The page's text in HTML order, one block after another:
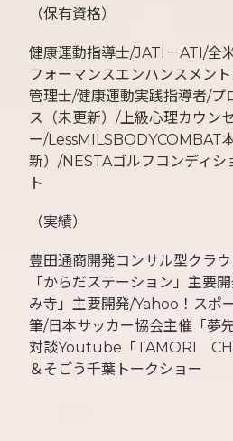
（保有資格）
健康運動指導士/JATI－ATI/全
フォーマンスエンハンスメン
管理士/健康運動実践指導者/プ
ス（未更新）/上級心理カウン
ー/LessMILSBODYCOMBAT
新）/NESTAゴルフコンディシ
ト
（実績）
豊田通商開発コンサル型クラ
「からだステーション」主要
み寺」主要開発/Yahoo！スポ
筆/日本サッカー協会主催「夢
対談Youtube「TAMORI
＆そごう千葉トークショー